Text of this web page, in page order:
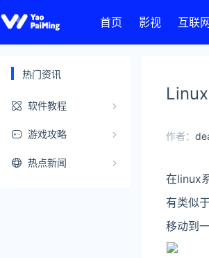
首页 影视 互联网
热门资讯
软件教程
游戏攻略
热点新闻
作者：
在linux
有类似
移动到